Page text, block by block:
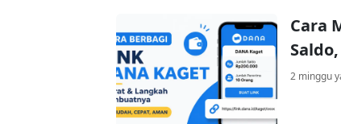
Cara
2 minggu